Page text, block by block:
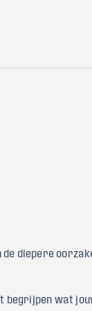
diepere
begrijpen wat